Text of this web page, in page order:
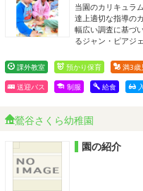
当園のカリキュラ
達上適切な指導の
幅広い調査に基づ
るジャン・ピアジ
課外教室 預かり保育 満3歳
送迎バス 制服 給食
鶯谷さくら幼稚園
園の紹介